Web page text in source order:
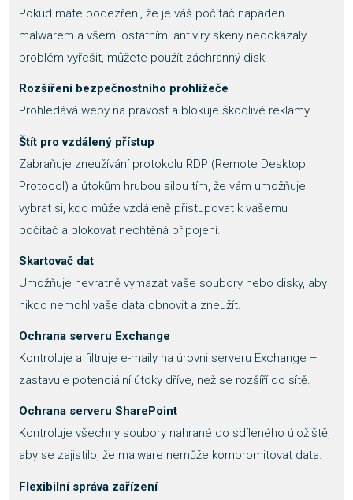
Pokud máte podezření, že je váš počítač napaden
malwarem a všemi ostatními antiviry skeny nedokázaly
problém vyřešit, můžete použít záchranný disk.
Rozšíření bezpečnostního prohlížeče
Prohledává weby na pravost a blokuje škodlivé reklamy.
Štít pro vzdálený přístup
Zabraňuje zneužívání protokolu RDP (Remote Desktop
Protocol) a útokům hrubou silou tím, že vám umožňuje
vybrat si, kdo může vzdáleně přistupovat k vašemu
počítač a blokovat nechtěná připojení.
Skartovač dat
Umožňuje nevratně vymazat vaše soubory nebo disky, aby
nikdo nemohl vaše data obnovit a zneužít.
Ochrana serveru Exchange
Kontroluje a filtruje e-maily na úrovni serveru Exchange –
zastavuje potenciální útoky dříve, než se rozšíří do sítě.
Ochrana serveru SharePoint
Kontroluje všechny soubory nahrané do sdíleného úložiště,
aby se zajistilo, že malware nemůže kompromitovat data.
Flexibilní správa zařízení